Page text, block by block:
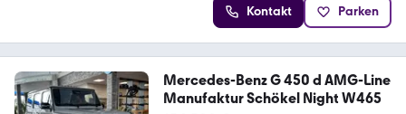
Kontakt Parken
Mercedes-Benz G 450 d AMG-Line
Manufaktur Schökel Night W465